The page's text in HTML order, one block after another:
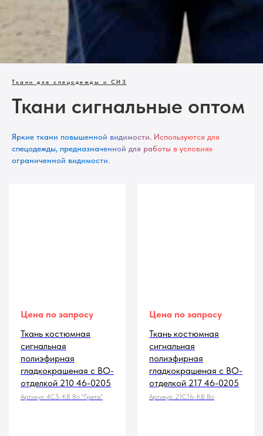
Ткани для спецодежды и СИЗ
Ткани сигнальные оптом
Яркие ткани повышенной видимости. Используются для
спецодежды, предназначенной для работы в условиях
ограниченной видимости.
Цена по запросу
Ткань костюмная
сигнальная
полиэфирная
гладкокрашеная с ВО-
отделкой 210 46-0205
Артикул: 4С5-КВ Во "Грета"
Цена по запросу
Ткань костюмная
сигнальная
полиэфирная
гладкокрашеная с ВО-
отделкой 217 46-0205
Артикул: 21С16-КВ Во